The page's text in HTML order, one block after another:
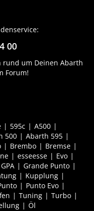
00
rund um Deinen Abarth
Forum!
595c
A500
500
Abarth 595
Brembo
Bremse
esseesse
Evo
GPA
Grande Punto
Kupplung
Punto Evo
Tuning
Turbo
Öl